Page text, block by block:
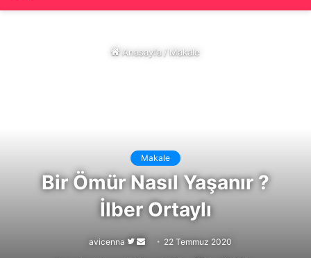
Anasayfa/Makale
Makale
Bir Ömür Nasıl Yaşanır ?
İlber Ortaylı
avicenna
Follow
Bir
22 Temmuz 2020